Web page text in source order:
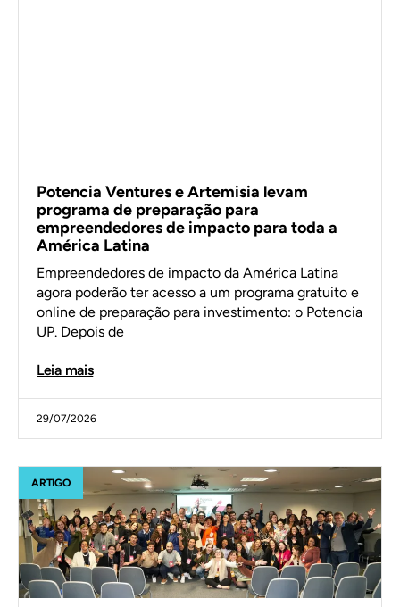
Potencia Ventures e Artemisia levam
programa de preparação para
empreendedores de impacto para toda a
América Latina
Empreendedores de impacto da América Latina
agora poderão ter acesso a um programa gratuito e
online de preparação para investimento: o Potencia
UP. Depois de
Leia mais
29/07/2026
ARTIGO